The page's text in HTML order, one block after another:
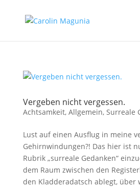
Vergeben nicht vergessen.
Achtsamkeit, Allgemein, Surreale
Lust auf einen Ausflug in meine
Gehirnwindungen?! Das hier ist
Rubrik „surreale Gedanken“
dem Raum zwischen den
den Kladderadatsch ablegt, über